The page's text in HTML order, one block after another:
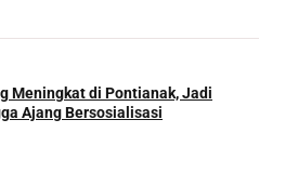
Meningkat di Pontianak, Jadi
Ajang Bersosialisasi